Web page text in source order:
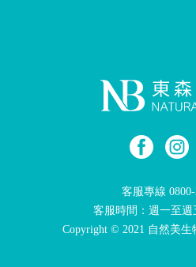
客服專線
客服時間：週一至週
Copyright © 2021 自然美生